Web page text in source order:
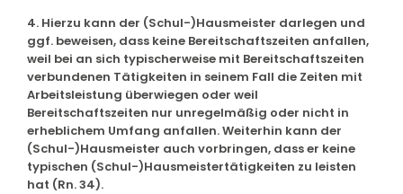
4. Hierzu kann der (Schul-)Hausmeister darlegen und
ggf. beweisen, dass keine Bereitschaftszeiten anfallen,
weil bei an sich typischerweise mit Bereitschaftszeiten
verbundenen Tätigkeiten in seinem Fall die Zeiten mit
Arbeitsleistung überwiegen oder weil
Bereitschaftszeiten nur unregelmäßig oder nicht in
erheblichem Umfang anfallen. Weiterhin kann der
(Schul-)Hausmeister auch vorbringen, dass er keine
typischen (Schul-)Hausmeistertätigkeiten zu leisten
hat (Rn. 34).